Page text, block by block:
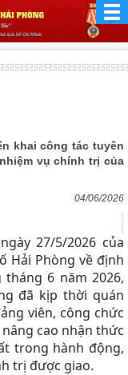
khai công tác tuyên
vụ chính trị của
04/06/2026
27/5/2026 của
Hải Phòng về định
6 năm 2026,
đã kịp thời quán
viên, công chức
cao nhận thức
trong hành động,
trị được giao.